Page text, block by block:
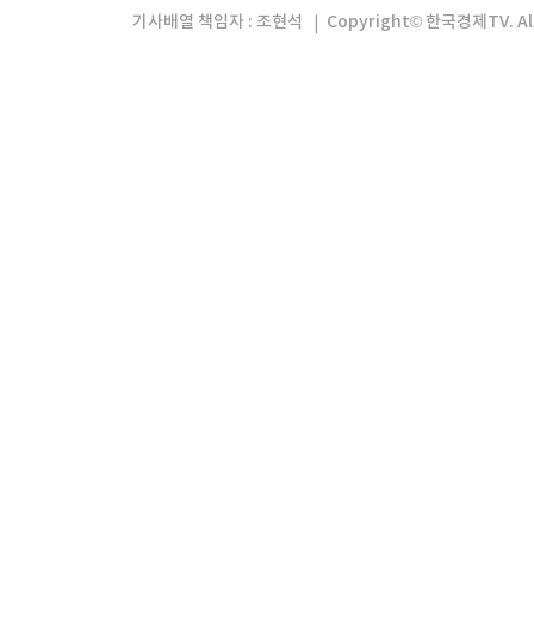
기사배열 책임자 : 조현석
Copyright© 한국경제TV.